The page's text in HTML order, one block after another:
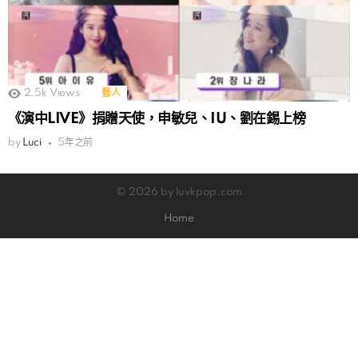
2.5k Views 藝人
《演中LIVE》捐贈天使，申敏兒、IU、劉在錫上榜
by Luci 5年之前
© 2026 by luvkpop.com
Home